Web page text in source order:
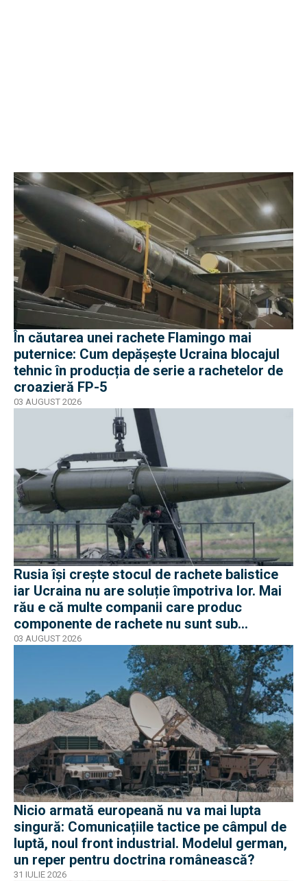
În căutarea unei rachete Flamingo mai
puternice: Cum depășește Ucraina blocajul
tehnic în producția de serie a rachetelor de
croazieră FP-5
03 AUGUST 2026
Rusia își crește stocul de rachete balistice
iar Ucraina nu are soluție împotriva lor. Mai
rău e că multe companii care produc
componente de rachete nu sunt sub
sancțiuni în Occident
03 AUGUST 2026
Nicio armată europeană nu va mai lupta
singură: Comunicațiile tactice pe câmpul de
luptă, noul front industrial. Modelul german,
un reper pentru doctrina românească?
31 IULIE 2026